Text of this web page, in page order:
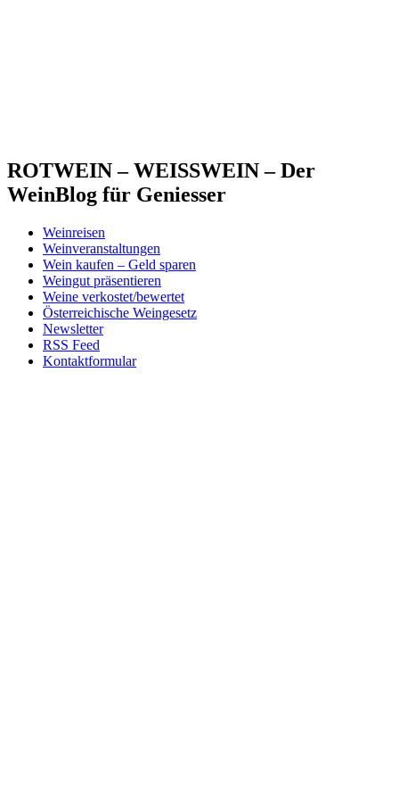
ROTWEIN – WEISSWEIN – Der
WeinBlog für Geniesser
Weinreisen
Weinveranstaltungen
Wein kaufen – Geld sparen
Weingut präsentieren
Weine verkostet/bewertet
Österreichische Weingesetz
Newsletter
RSS Feed
Kontaktformular